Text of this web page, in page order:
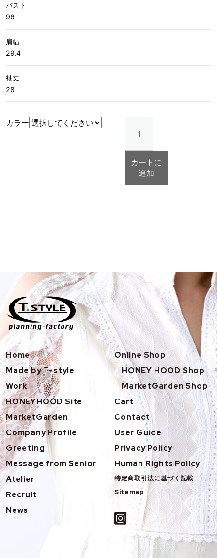
バスト
96
肩幅
29.4
袖丈
28
カラー
ー
カートに
追加
Home
Made by T-style
Work
HONEYHOOD Site
MarketGarden
Company Profile
Greeting
Message from Senior
Atelier
Recruit
News
Online Shop
HONEY HOOD Shop
MarketGarden Shop
Cart
Contact
User Guide
Privacy Policy
Human Rights Policy
特定商取引法に基づく記載
Sitemap